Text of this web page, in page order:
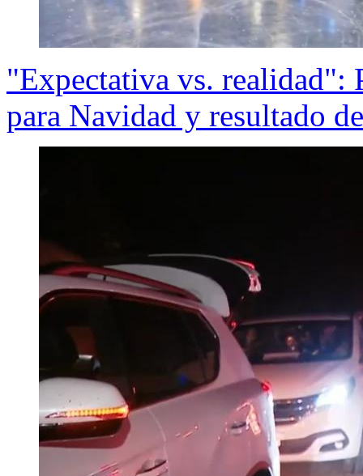
"Expectativa vs. realidad":
para Navidad y resultado